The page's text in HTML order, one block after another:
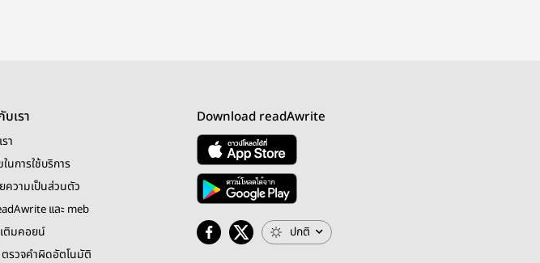
เรา
า
ในการใช้บริการ
ความเป็นส่วนตัว
และ meb
ติมคอยน์
รวจคำผิดอัตโนมัติ
Download readAwrite
ปกติ